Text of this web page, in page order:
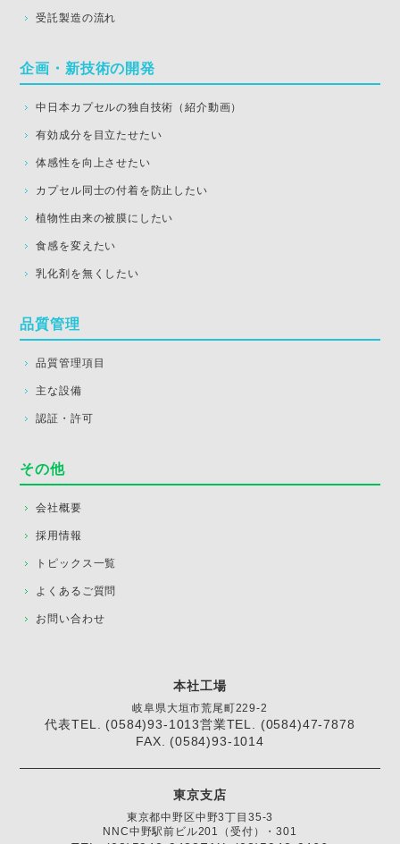
受託製造の流れ
企画・新技術の開発
中日本カプセルの独自技術（紹介動画）
有効成分を目立たせたい
体感性を向上させたい
カプセル同士の付着を防止したい
植物性由来の被膜にしたい
食感を変えたい
乳化剤を無くしたい
品質管理
品質管理項目
主な設備
認証・許可
その他
会社概要
採用情報
トピックス一覧
よくあるご質問
お問い合わせ
本社工場
岐阜県大垣市荒尾町229-2
代表TEL. (0584)93-1013営業TEL. (0584)47-7878
FAX. (0584)93-1014
東京支店
東京都中野区中野3丁目35-3
NNC中野駅前ビル201（受付）・301